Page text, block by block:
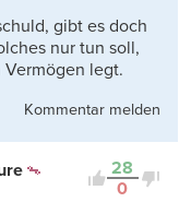
gibt es doch
nur tun soll,
Vermögen legt.
Kommentar melden
28
0